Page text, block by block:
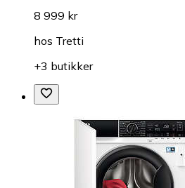
8 999 kr
hos Tretti
+3 butikker